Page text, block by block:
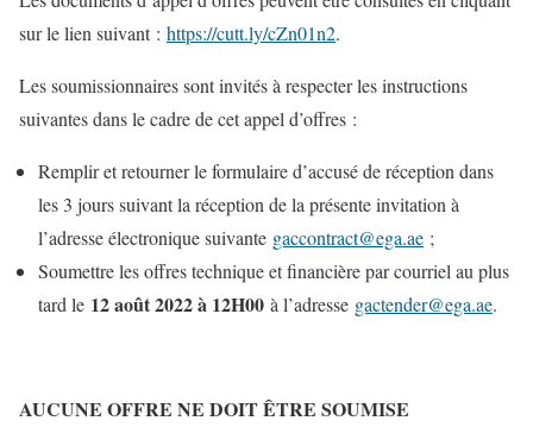
sur le lien suivant : https://cutt.ly/cZn01n2.
Les soumissionnaires sont invités à respecter les instructions
suivantes dans le cadre de cet appel d’offres :
Remplir et retourner le formulaire d’accusé de réception dans
les 3 jours suivant la réception de la présente invitation à
l’adresse électronique suivante gaccontract@ega.ae ;
Soumettre les offres technique et financière par courriel au plus
tard le 12 août 2022 à 12H00 à l’adresse gactender@ega.ae.
AUCUNE OFFRE NE DOIT ÊTRE SOUMISE